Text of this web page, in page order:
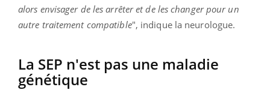
alors envisager de les arrêter et de les changer pour un
autre traitement compatible", indique la neurologue.
La SEP n'est pas une maladie
génétique